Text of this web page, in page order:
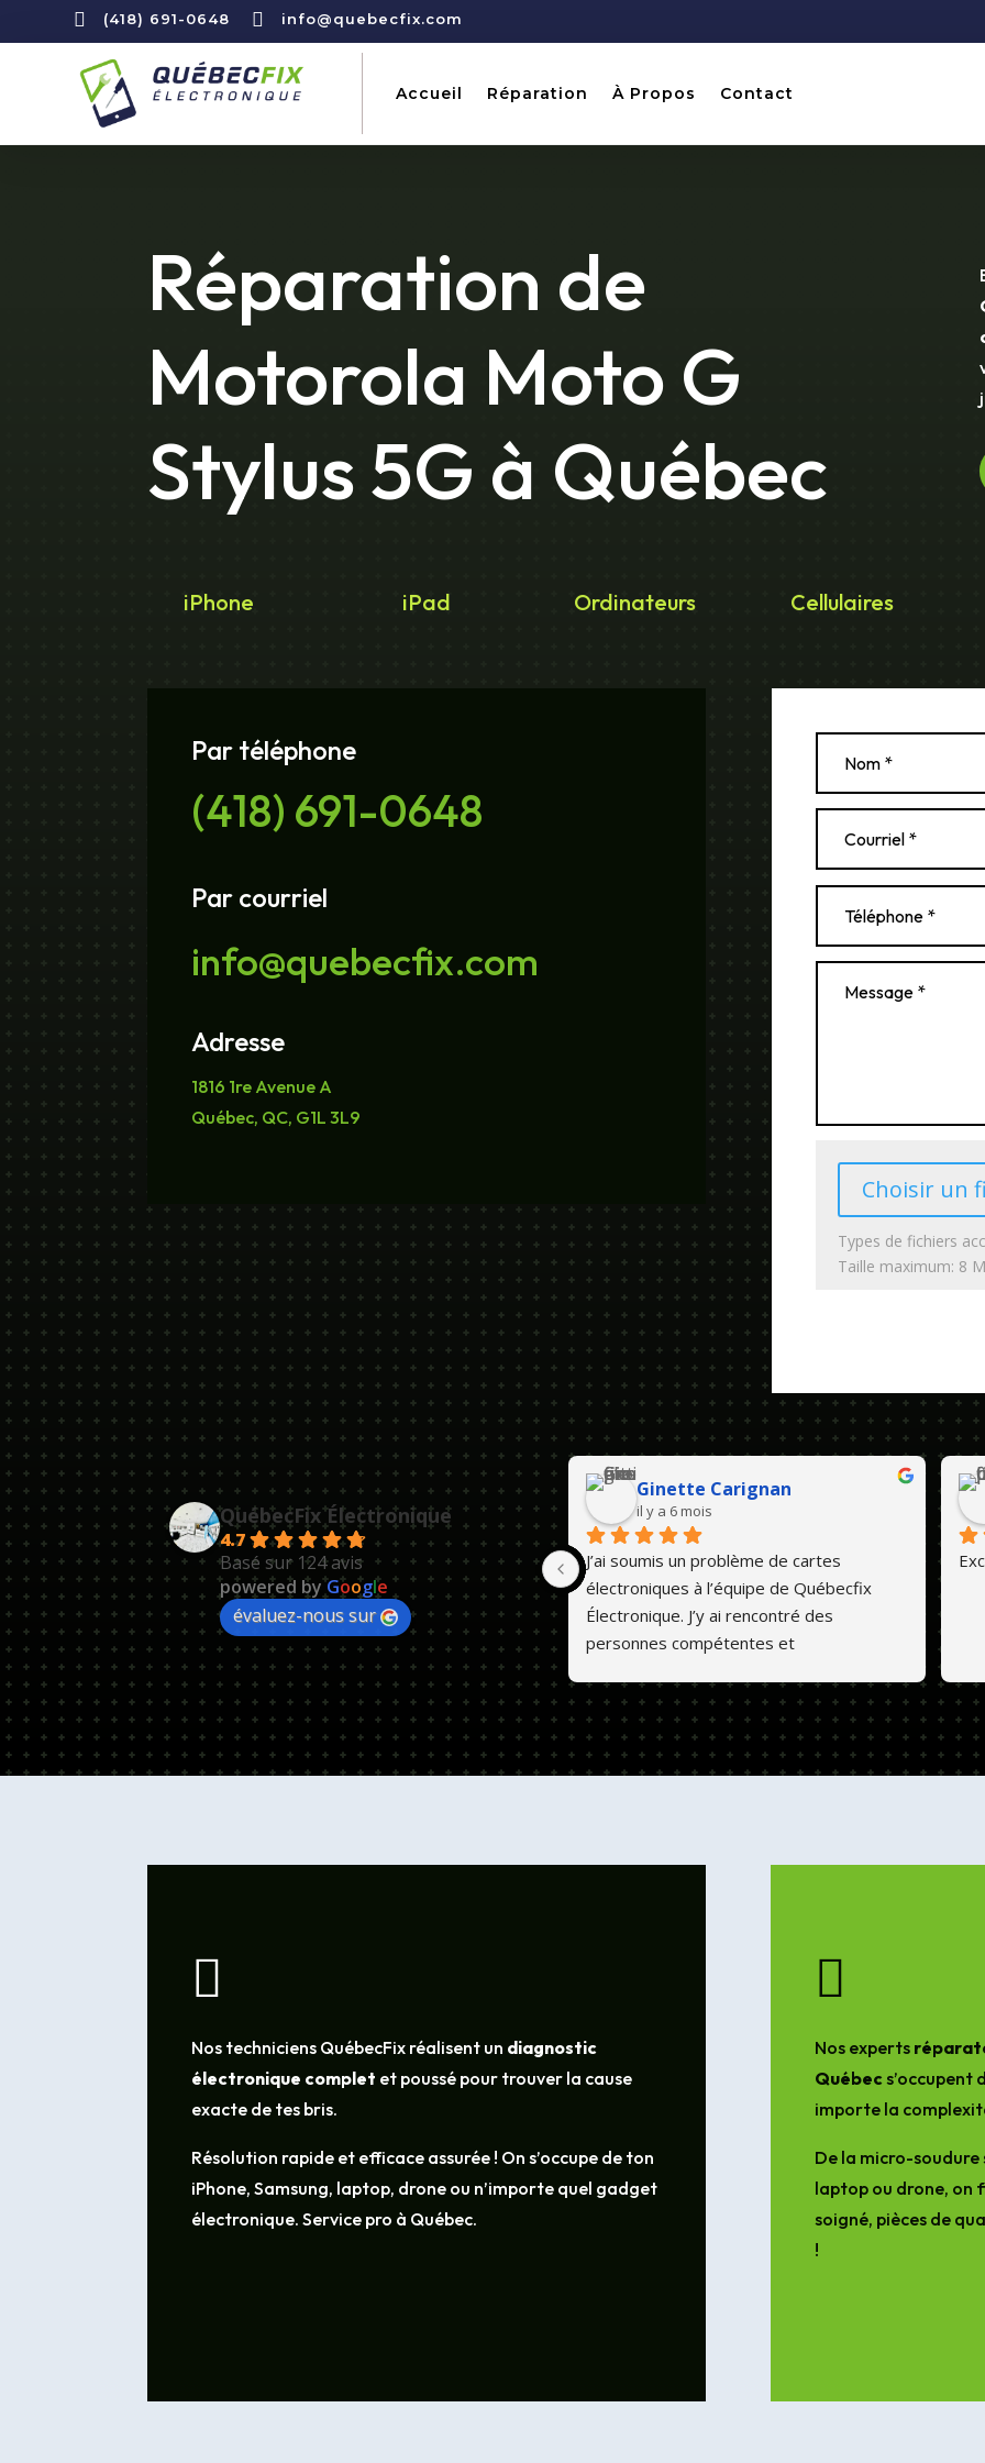
 (418) 691-0648  info@quebecfix.com
Accueil Réparation À Propos Contact
Réparation de
Motorola Moto G
Stylus 5G à Québec
iPhone iPad Ordinateurs Cellulaires
Par téléphone
(418) 691-0648
Par courriel
info@quebecfix.com
Adresse
1816 1re Avenue A
Québec, QC, G1L 3L9
Choisir un
Types de fichiers
Taille maximum: 8
QuébecFix Électronique
4.7
Basé sur 124 avis
powered byGoogle
évaluez-nous sur
Ginette Carignan
il y a 6 mois
J’ai soumis un problème de cartes
électroniques à l’équipe de Québecfix
Électronique. J’y ai rencontré des
personnes compétentes et
qualité et les prix sont abordables. 💕😊

Nos techniciens QuébecFix réalisent un diagnostic
électronique complet et poussé pour trouver la cause
exacte de tes bris.
Résolution rapide et efficace assurée ! On s’occupe de ton
iPhone, Samsung, laptop, drone ou n’importe quel gadget
électronique. Service pro à Québec.

Nos experts
Québecs’occupent
importe la
De la micro-soudure
laptop ou drone, on
soigné, pièces de
!